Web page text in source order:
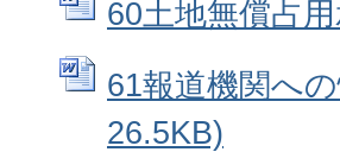
60土地無償占
61報道機関へ
26.5KB)